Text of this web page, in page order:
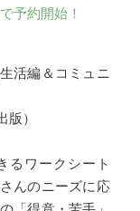
予約開始！
活編＆コミュニ
）
るワークシート
んのニーズに応